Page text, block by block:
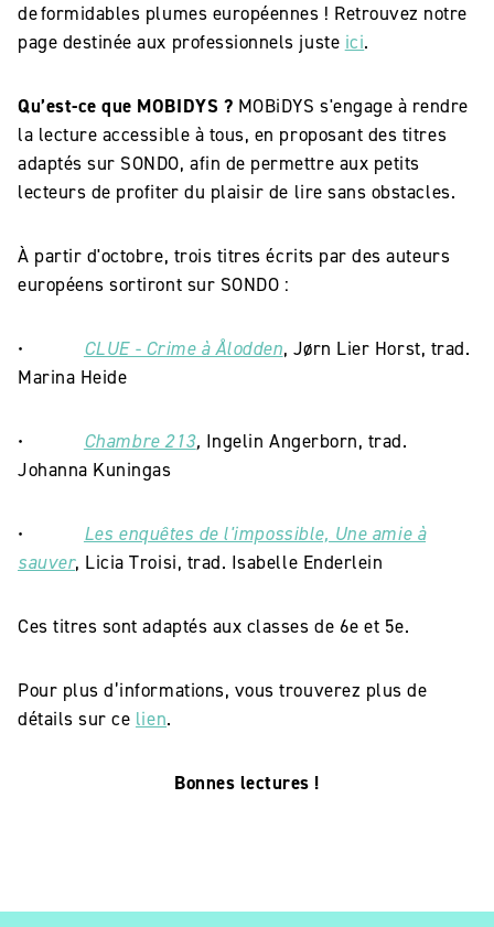
de formidables plumes européennes ! Retrouvez notre
page destinée aux professionnels juste ici.
Qu’est-ce que MOBIDYS ? MOBiDYS s'engage à rendre
la lecture accessible à tous, en proposant des titres
adaptés sur SONDO, afin de permettre aux petits
lecteurs de profiter du plaisir de lire sans obstacles.
À partir d'octobre, trois titres écrits par des auteurs
européens sortiront sur SONDO :
• CLUE - Crime à Ålodden, Jørn Lier Horst, trad.
Marina Heide
• Chambre 213, Ingelin Angerborn, trad.
Johanna Kuningas
• Les enquêtes de l'impossible, Une amie à
sauver, Licia Troisi, trad. Isabelle Enderlein
Ces titres sont adaptés aux classes de 6e et 5e.
Pour plus d’informations, vous trouverez plus de
détails sur ce lien.
Bonnes lectures !